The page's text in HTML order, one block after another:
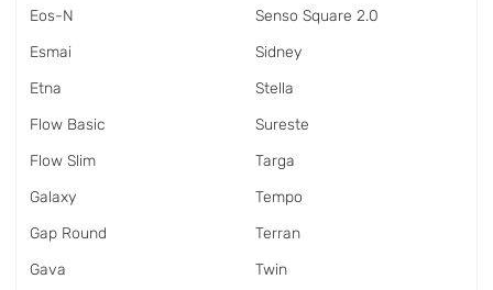
Eos-N
Esmai
Etna
Flow Basic
Flow Slim
Galaxy
Gap Round
Gava
Senso Square 2.0
Sidney
Stella
Sureste
Targa
Tempo
Terran
Twin